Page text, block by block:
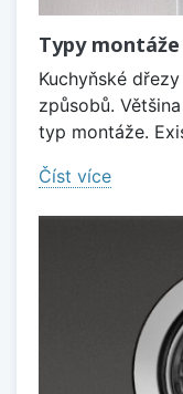
Typy
Kuchyňské
způsobů.
typ montáže.
Číst více